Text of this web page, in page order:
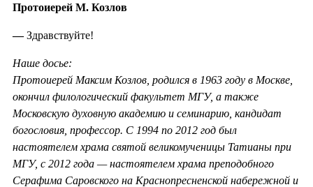
Протоиерей М. Козлов
—Здравствуйте!
Наше досье:
Протоиерей Максим Козлов, родился в 1963 году в Москве,
окончил филологический факультет МГУ, а также
Московскую духовную академию и семинарию, кандидат
богословия, профессор. С 1994 по 2012 год был
настоятелем храма святой великомученицы Татианы при
МГУ, с 2012 года — настоятелем храма преподобного
Серафима Саровского на Краснопресненской набережной и